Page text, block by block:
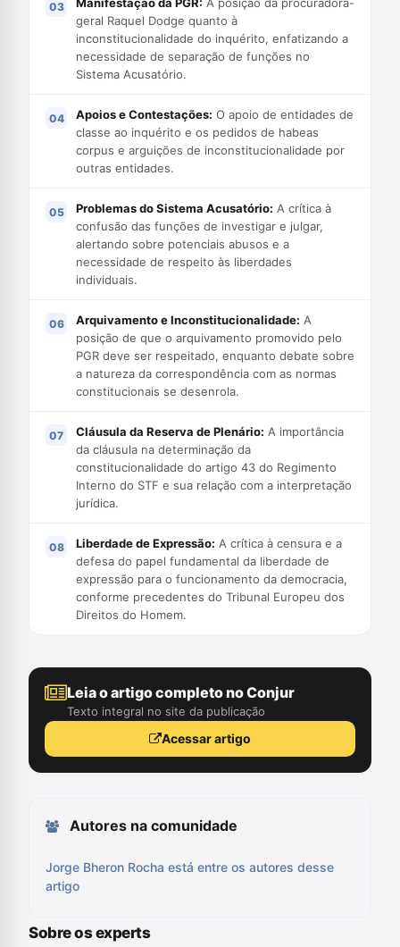
Manifestação da PGR: A posição da procuradora-
geral Raquel Dodge quanto à
inconstitucionalidade do inquérito, enfatizando a
necessidade de separação de funções no
Sistema Acusatório.
Apoios e Contestações: O apoio de entidades de
classe ao inquérito e os pedidos de habeas
corpus e arguições de inconstitucionalidade por
outras entidades.
Problemas do Sistema Acusatório: A crítica à
confusão das funções de investigar e julgar,
alertando sobre potenciais abusos e a
necessidade de respeito às liberdades
individuais.
Arquivamento e Inconstitucionalidade: A
posição de que o arquivamento promovido pelo
PGR deve ser respeitado, enquanto debate sobre
a natureza da correspondência com as normas
constitucionais se desenrola.
Cláusula da Reserva de Plenário: A importância
da cláusula na determinação da
constitucionalidade do artigo 43 do Regimento
Interno do STF e sua relação com a interpretação
jurídica.
Liberdade de Expressão: A crítica à censura e a
defesa do papel fundamental da liberdade de
expressão para o funcionamento da democracia,
conforme precedentes do Tribunal Europeu dos
Direitos do Homem.
Leia o artigo completo no Conjur
Texto integral no site da publicação
Acessar artigo
Autores na comunidade
Jorge Bheron Rocha está entre os autores desse
artigo
Sobre os experts